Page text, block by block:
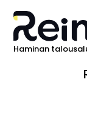
Haminan